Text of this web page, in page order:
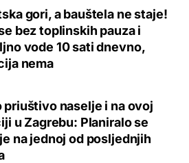
gori, a bauštela ne staje!
bez toplinskih pauza i
vode 10 sati dnevno,
nema
priuštivo naselje i na ovoj
u Zagrebu: Planiralo se
na jednoj od posljednjih